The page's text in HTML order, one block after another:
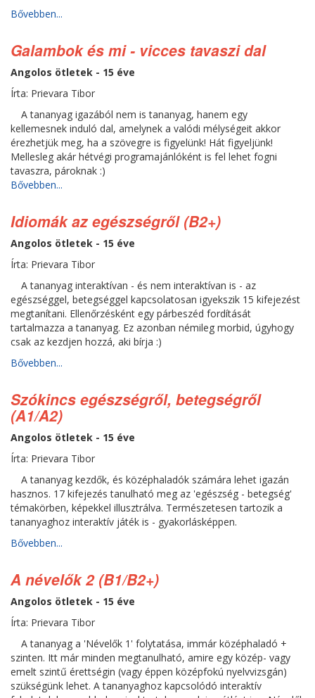
Bővebben...
Galambok és mi - vicces tavaszi dal
Angolos ötletek - 15 éve
Írta: Prievara Tibor
A tananyag igazából nem is tananyag, hanem egy
kellemesnek induló dal, amelynek a valódi mélységeit akkor
érezhetjük meg, ha a szövegre is figyelünk! Hát figyeljünk!
Mellesleg akár hétvégi programajánlóként is fel lehet fogni
tavaszra, pároknak :)
Bővebben...
Idiomák az egészségről (B2+)
Angolos ötletek - 15 éve
Írta: Prievara Tibor
A tananyag interaktívan - és nem interaktívan is - az
egészséggel, betegséggel kapcsolatosan igyekszik 15 kifejezést
megtanítani. Ellenőrzésként egy párbeszéd fordítását
tartalmazza a tananyag. Ez azonban némileg morbid, úgyhogy
csak az kezdjen hozzá, aki bírja :)
Bővebben...
Szókincs egészségről, betegségről
(A1/A2)
Angolos ötletek - 15 éve
Írta: Prievara Tibor
A tananyag kezdők, és középhaladók számára lehet igazán
hasznos. 17 kifejezés tanulható meg az 'egészség - betegség'
témakörben, képekkel illusztrálva. Természetesen tartozik a
tananyaghoz interaktív játék is - gyakorlásképpen.
Bővebben...
A névelők 2 (B1/B2+)
Angolos ötletek - 15 éve
Írta: Prievara Tibor
A tananyag a 'Névelők 1' folytatása, immár középhaladó +
szinten. Itt már minden megtanulható, amire egy közép- vagy
emelt szintű érettségin (vagy éppen középfokú nyelvvizsgán)
szükségünk lehet. A tananyaghoz kapcsolódó interaktív